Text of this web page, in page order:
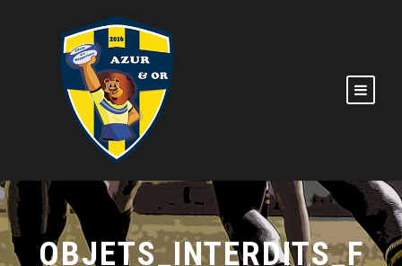
OBJETS_INTERDITS_F